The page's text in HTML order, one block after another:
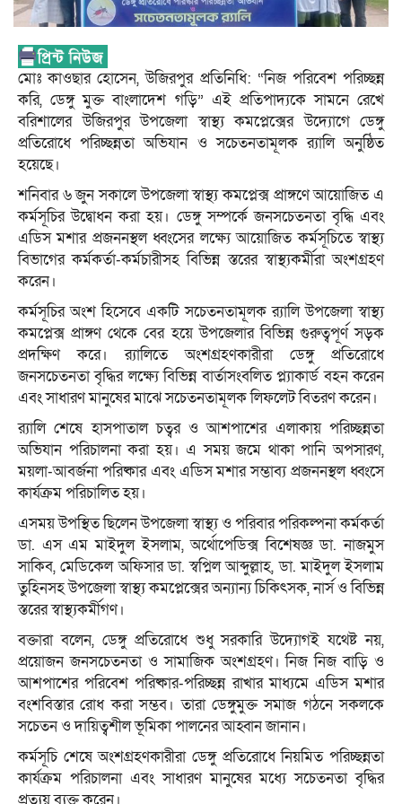
মোঃ কাওছার হোসেন, উজিরপুর প্রতিনিধি: “নিজ পরিবেশ পরিচ্ছন্ন
করি, ডেঙ্গু মুক্ত বাংলাদেশ গড়ি” এই প্রতিপাদ্যকে সামনে রেখে
বরিশালের উজিরপুর উপজেলা স্বাস্থ্য কমপ্লেক্সের উদ্যোগে ডেঙ্গু
প্রতিরোধে পরিচ্ছন্নতা অভিযান ও সচেতনতামূলক র‍্যালি অনুষ্ঠিত
হয়েছে।
শনিবার ৬ জুন সকালে উপজেলা স্বাস্থ্য কমপ্লেক্স প্রাঙ্গণে আয়োজিত এ
কর্মসূচির উদ্বোধন করা হয়। ডেঙ্গু সম্পর্কে জনসচেতনতা বৃদ্ধি এবং
এডিস মশার প্রজননস্থল ধ্বংসের লক্ষ্যে আয়োজিত কর্মসূচিতে স্বাস্থ্য
বিভাগের কর্মকর্তা-কর্মচারীসহ বিভিন্ন স্তরের স্বাস্থ্যকর্মীরা অংশগ্রহণ
করেন।
কর্মসূচির অংশ হিসেবে একটি সচেতনতামূলক র‍্যালি উপজেলা স্বাস্থ্য
কমপ্লেক্স প্রাঙ্গণ থেকে বের হয়ে উপজেলার বিভিন্ন গুরুত্বপূর্ণ সড়ক
প্রদক্ষিণ করে। র‍্যালিতে অংশগ্রহণকারীরা ডেঙ্গু প্রতিরোধে
জনসচেতনতা বৃদ্ধির লক্ষ্যে বিভিন্ন বার্তাসংবলিত প্ল্যাকার্ড বহন করেন
এবং সাধারণ মানুষের মাঝে সচেতনতামূলক লিফলেট বিতরণ করেন।
র‍্যালি শেষে হাসপাতাল চত্বর ও আশপাশের এলাকায় পরিচ্ছন্নতা
অভিযান পরিচালনা করা হয়। এ সময় জমে থাকা পানি অপসারণ,
ময়লা-আবর্জনা পরিষ্কার এবং এডিস মশার সম্ভাব্য প্রজননস্থল ধ্বংসে
কার্যক্রম পরিচালিত হয়।
এসময় উপস্থিত ছিলেন উপজেলা স্বাস্থ্য ও পরিবার পরিকল্পনা কর্মকর্তা
ডা. এস এম মাইদুল ইসলাম, অর্থোপেডিক্স বিশেষজ্ঞ ডা. নাজমুস
সাকিব, মেডিকেল অফিসার ডা. স্বপ্নিল আব্দুল্লাহ, ডা. মাইদুল ইসলাম
তুহিনসহ উপজেলা স্বাস্থ্য কমপ্লেক্সের অন্যান্য চিকিৎসক, নার্স ও বিভিন্ন
স্তরের স্বাস্থ্যকর্মীগণ।
বক্তারা বলেন, ডেঙ্গু প্রতিরোধে শুধু সরকারি উদ্যোগই যথেষ্ট নয়,
প্রয়োজন জনসচেতনতা ও সামাজিক অংশগ্রহণ। নিজ নিজ বাড়ি ও
আশপাশের পরিবেশ পরিষ্কার-পরিচ্ছন্ন রাখার মাধ্যমে এডিস মশার
বংশবিস্তার রোধ করা সম্ভব। তারা ডেঙ্গুমুক্ত সমাজ গঠনে সকলকে
সচেতন ও দায়িত্বশীল ভূমিকা পালনের আহ্বান জানান।
কর্মসূচি শেষে অংশগ্রহণকারীরা ডেঙ্গু প্রতিরোধে নিয়মিত পরিচ্ছন্নতা
কার্যক্রম পরিচালনা এবং সাধারণ মানুষের মধ্যে সচেতনতা বৃদ্ধির